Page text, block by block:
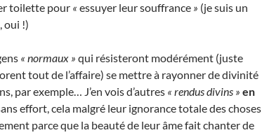
toilette pour « essuyer leur souffrance » (je suis un
oui !)
« normaux » qui résisteront modérément (juste
tout de l’affaire) se mettre à rayonner de divinité
par exemple… J’en vois d’autres « rendus divins » en
effort, cela malgré leur ignorance totale des choses
parce que la beauté de leur âme fait chanter de